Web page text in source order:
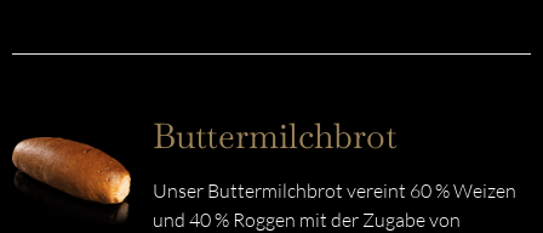
Buttermilchbrot
Unser Buttermilchbrot vereint 60 % Weizen
und 40 % Roggen mit der Zugabe von